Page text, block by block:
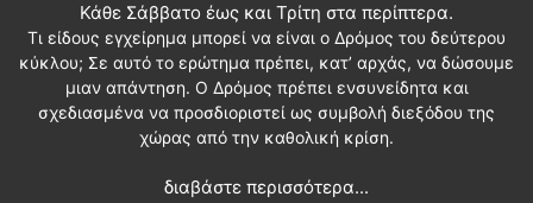
Κάθε Σάββατο έως και Τρίτη στα περίπτερα.
Τι είδους εγχείρημα μπορεί να είναι ο Δρόμος του δεύτερου
κύκλου; Σε αυτό το ερώτημα πρέπει, κατ’ αρχάς, να δώσουμε
μιαν απάντηση. Ο Δρόμος πρέπει ενσυνείδητα και
σχεδιασμένα να προσδιοριστεί ως συμβολή διεξόδου της
χώρας από την καθολική κρίση.
διαβάστε περισσότερα...